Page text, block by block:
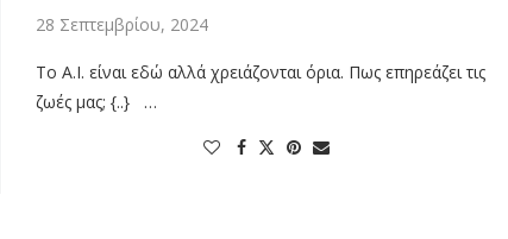
28 Σεπτεμβρίου, 2024
Το Α.Ι. είναι εδώ αλλά χρειάζονται όρια. Πως επηρεάζει τις
ζωές μας; {..} …